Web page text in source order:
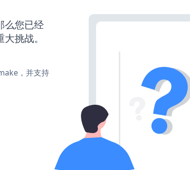
么您已经
挑战。
，并支持